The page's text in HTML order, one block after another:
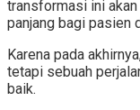
transformasi ini
panjang bagi pasien
Karena pada
tetapi sebuah
baik.